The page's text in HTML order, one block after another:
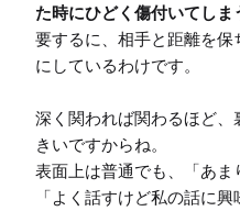
た時にひどく傷付いてしま
要するに、相手と距離を保
にしているわけです。
深く関われば関わるほど
きいですからね。
表面上は普通でも、「あま
「よく話すけど私の話に